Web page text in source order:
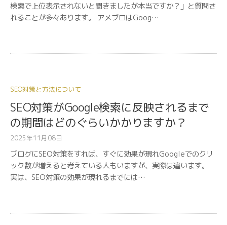
検索で上位表示されないと聞きましたが本当ですか？」と質問さ
れることが多々あります。 アメブロはGoog…
SEO対策と方法について
SEO対策がGoogle検索に反映されるまで
の期間はどのぐらいかかりますか？
2025年11月08日
ブログにSEO対策をすれば、すぐに効果が現れGoogleでのクリ
ック数が増えると考えている人もいますが、実際は違います。
実は、SEO対策の効果が現れるまでには…